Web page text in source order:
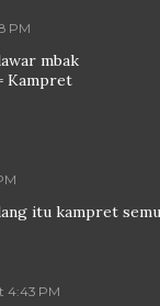
PM
mbak
Kampret
itu kampret
4:43 PM